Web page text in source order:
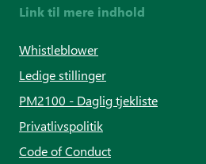
Link til mere indhold
Whistleblower
Ledige stillinger
PM2100 - Daglig tjekliste
Privatlivspolitik
Code of Conduct